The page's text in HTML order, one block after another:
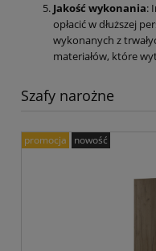
Jakość wykonania:
opłacić w dłuższej
wykonanych z
materiałów, które
Szafy narożne
promocja nowość